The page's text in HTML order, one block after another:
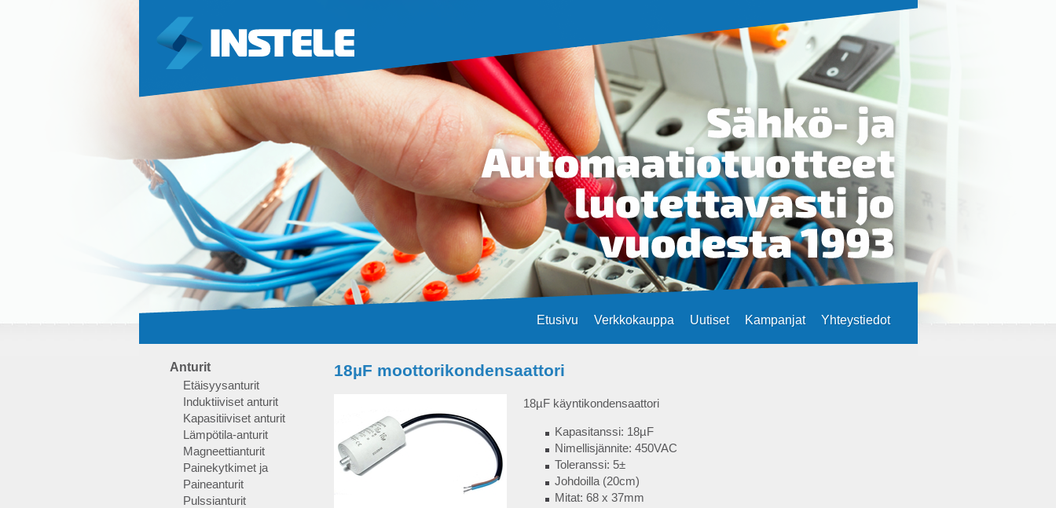
Etusivu Verkkokauppa Uutiset Kampanjat Yhteystiedot
Anturit
Etäisyysanturit
Induktiiviset anturit
Kapasitiiviset anturit
Lämpötila-anturit
Magneettianturit
Painekytkimet ja
Paineanturit
Pulssianturit
18µF moottorikondensaattori
18µF käyntikondensaattori
Kapasitanssi: 18µF
Nimellisjännite: 450VAC
Toleranssi: 5±
Johdoilla (20cm)
Mitat: 68 x 37mm